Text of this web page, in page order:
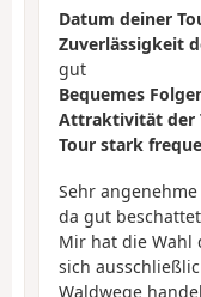
Datum deiner
Zuverlässigkeit
gut
Bequemes
Attraktivität der
Tour stark
Sehr
da gut
Mir hat die Wahl
sich
Waldwege